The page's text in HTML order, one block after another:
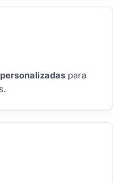
para